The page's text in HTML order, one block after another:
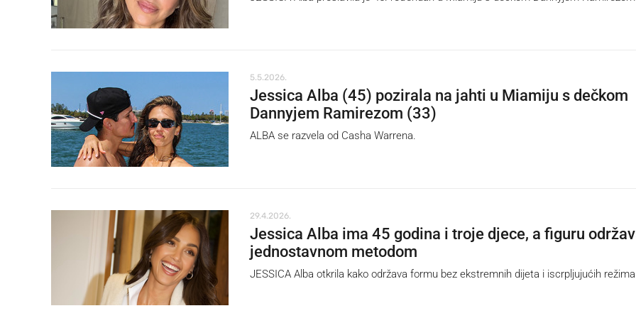
5.5.2026.
Jessica Alba (45) pozirala na jahti u Miamiju s dečkom
Dannyjem Ramirezom (33)
ALBA se razvela od Casha Warrena.
29.4.2026.
Jessica Alba ima 45 godina i troje djece, a figuru
jednostavnom metodom
JESSICA Alba otkrila kako održava formu bez ekstremnih dijeta i iscrpljujućih